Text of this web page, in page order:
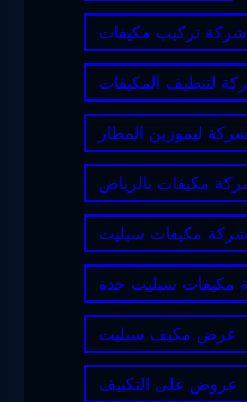
شركة تركيب مكيفات
لتنظيف المكيفات
شركة ليموزين المطار
مكيفات بالرياض
شركة مكيفات سبليت
مكيفات سبليت جدة
عرض مكيف سبليت
عروض على التكييف